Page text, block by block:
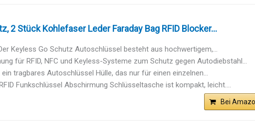
2 Stück Kohlefaser Leder Faraday Bag RFID Blocker...
Keyless Go Schutz Autoschlüssel besteht aus hochwertigem,...
für RFID, NFC und Keyless-Systeme zum Schutz gegen Autodiebstahl...
ein tragbares Autoschlüssel Hülle, das nur für einen einzelnen...
Funkschlüssel Abschirmung Schlüsseltasche ist kompakt, leicht....
Bei